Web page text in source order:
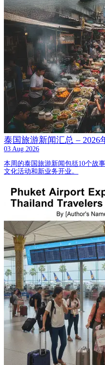
泰国旅游新闻汇总 – 2026
03 Aug 2026
本周的泰国旅游新闻包括10个故
文化活动和新业务开业。